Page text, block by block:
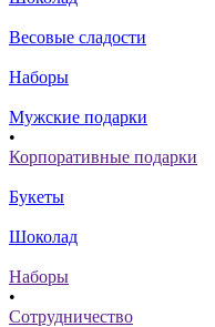
Весовые сладости
Наборы
Мужские подарки
•
Корпоративные подарки
Букеты
Шоколад
Наборы
•
Сотрудничество